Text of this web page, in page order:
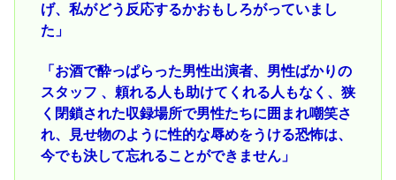
げ、私がどう反応するかおもしろがっていまし
た」
「お酒で酔っぱらった男性出演者、男性ばかりの
スタッフ 、頼れる人も助けてくれる人もなく、狭
く閉鎖された収録場所で男性たちに囲まれ嘲笑さ
れ、見せ物のように性的な辱めをうける恐怖は、
今でも決して忘れることができません」